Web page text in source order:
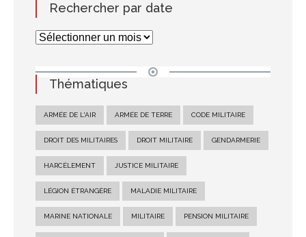
Rechercher par date
Thématiques
ARMÉE DE L'AIR ARMÉE DE TERRE CODE MILITAIRE
DROIT DES MILITAIRES DROIT MILITAIRE GENDARMERIE
HARCÈLEMENT JUSTICE MILITAIRE
LÉGION ÉTRANGÈRE MALADIE MILITAIRE
MARINE NATIONALE MILITAIRE PENSION MILITAIRE